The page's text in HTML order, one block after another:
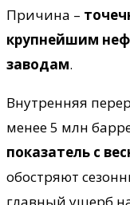
Причина –
крупнейшим
заводам.
Внутренняя
менее 5 млн
показатель с
обостряют
главный ущерб